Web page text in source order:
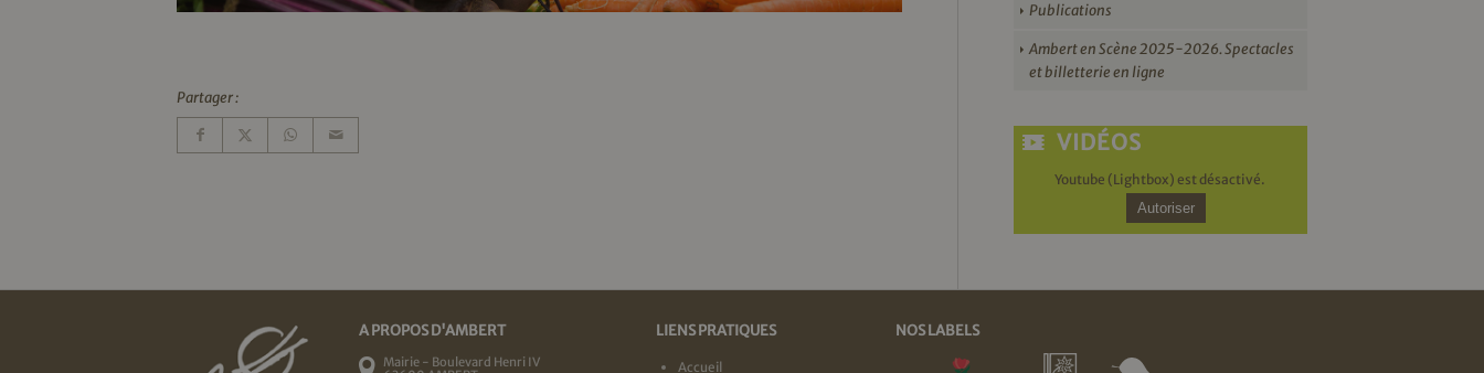
Partager :
Publications
Ambert en Scène 2025-2026. Spectacles
et billetterie en ligne
VIDÉOS
Youtube (Lightbox) est désactivé.
Autoriser
A PROPOS D'AMBERT
Mairie - Boulevard Henri IV
LIENS PRATIQUES
Accueil
NOS LABELS